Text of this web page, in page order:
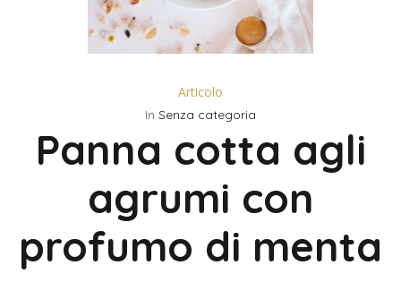
Articolo
In Senza categoria
Panna cotta agli
agrumi con
profumo di menta